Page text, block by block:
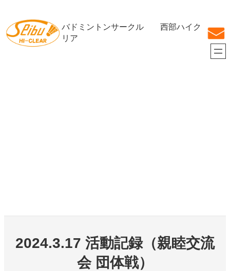
を
ス
バドミントンサークル 西部ハイク
リア
2024.3.17 活動記録（親睦交流
会 団体戦）